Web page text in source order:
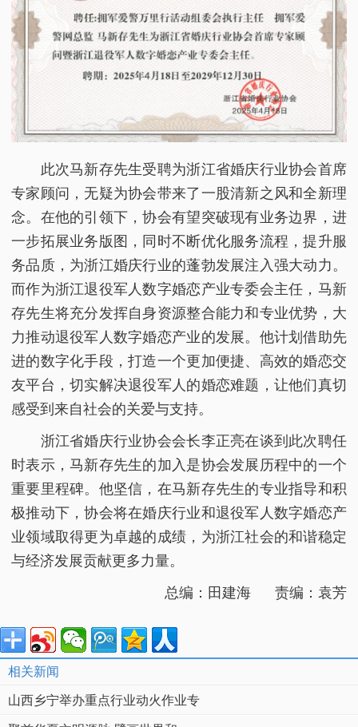
此次马新存先生受聘为浙江省婚庆行业协会首席
专家顾问，无疑为协会带来了一股清新之风和全新理
念。在他的引领下，协会有望突破现有业务边界，进
一步拓展业务版图，同时不断优化服务流程，提升服
务品质，为浙江婚庆行业的蓬勃发展注入强大动力。
而作为浙江退役军人数字婚恋产业专委会主任，马新
存先生将充分发挥自身资源整合能力和专业优势，大
力推动退役军人数字婚恋产业的发展。他计划借助先
进的数字化手段，打造一个更加便捷、高效的婚恋交
友平台，切实解决退役军人的婚恋难题，让他们真切
感受到来自社会的关爱与支持。
浙江省婚庆行业协会会长李正亮在谈到此次聘任
时表示，马新存先生的加入是协会发展历程中的一个
重要里程碑。他坚信，在马新存先生的专业指导和积
极推动下，协会将在婚庆行业和退役军人数字婚恋产
业领域取得更为卓越的成绩，为浙江社会的和谐稳定
与经济发展贡献更多力量。
总编：田建海 责编：袁芳
相关新闻
山西乡宁举办重点行业动火作业专